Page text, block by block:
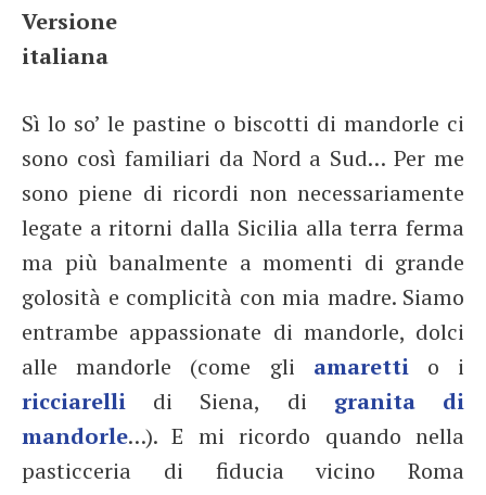
Versione
italiana
Sì lo so’ le pastine o biscotti di mandorle ci
sono così familiari da Nord a Sud… Per me
sono piene di ricordi non necessariamente
legate a ritorni dalla Sicilia alla terra ferma
ma più banalmente a momenti di grande
golosità e complicità con mia madre. Siamo
entrambe appassionate di mandorle, dolci
alle mandorle (come gli amarettio i
ricciarelli di Siena, di granita di
mandorle…). E mi ricordo quando nella
pasticceria di fiducia vicino Roma